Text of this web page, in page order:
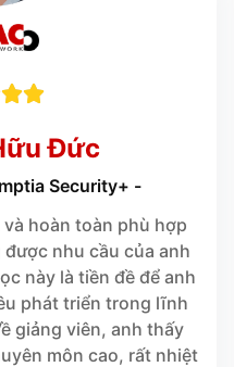

Đức
Security+ -
hoàn toàn phù hợp
nhu cầu của anh
này là tiền đề để anh
phát triển trong lĩnh
giảng viên, anh thấy
môn cao, rất nhiệt